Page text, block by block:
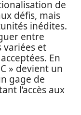
de
défis, mais
inédites.
entre
variées et
En
» devient un
gage de
l’accès aux